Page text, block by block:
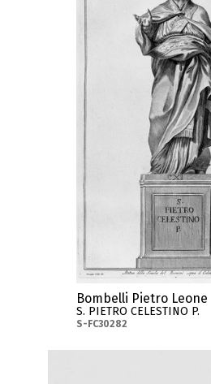
Bombelli Pietro Leone
S. PIETRO CELESTINO P.
S-FC30282